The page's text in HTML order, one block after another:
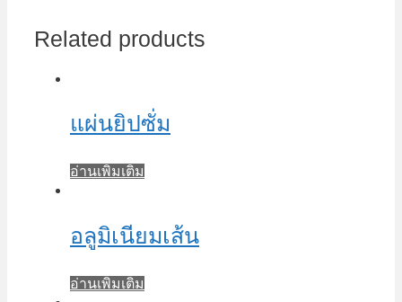
Related products
แผ่นยิปซั่ม
อ่านเพิ่มเติม
อลูมิเนียมเส้น
อ่านเพิ่มเติม